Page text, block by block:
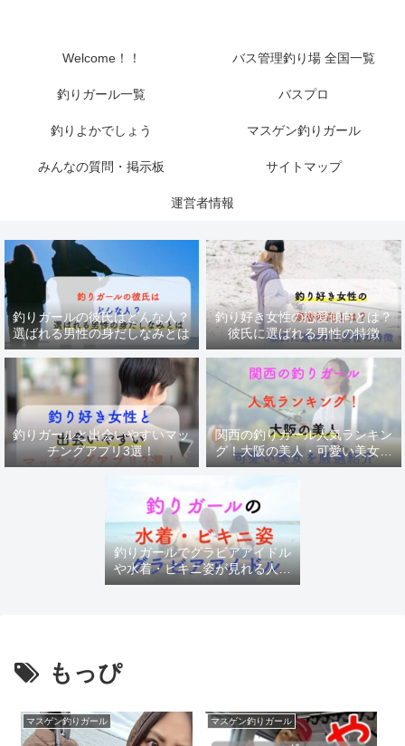
Welcome！！ バス管理釣り場 全国一覧
釣りガール一覧 バスプロ
釣りよかでしょう マスゲン釣りガール
みんなの質問・掲示板 サイトマップ
運営者情報
釣りガールの彼氏はどんな人？
選ばれる男性の身だしなみとは
釣り好き女性の恋愛傾向とは？
彼氏に選ばれる男性の特徴
釣りガールと出会いやすいマッ
チングアプリ3選！
関西の釣りガール人気ランキン
グ！大阪の美人・可愛い美女を
厳選紹介
釣りガールでグラビアアイドル
や水着・ビキニ姿が見れる人気
チャンネル
もっぴ
マスゲン釣りガール マスゲン釣りガール